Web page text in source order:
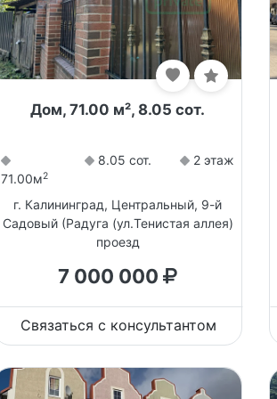
Дом, 71.00 м², 8.05 сот.
71.00м2
8.05 сот. 2 этаж
г. Калининград, Центральный, 9-й
Садовый (Радуга (ул.Тенистая аллея)
проезд
7 000 000
Связаться с консультантом